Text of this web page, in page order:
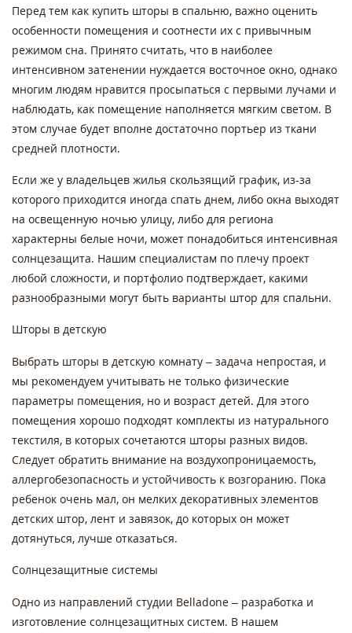
Перед тем как купить шторы в спальню, важно оценить
особенности помещения и соотнести их с привычным
режимом сна. Принято считать, что в наиболее
интенсивном затенении нуждается восточное окно, однако
многим людям нравится просыпаться с первыми лучами и
наблюдать, как помещение наполняется мягким светом. В
этом случае будет вполне достаточно портьер из ткани
средней плотности.
Если же у владельцев жилья скользящий график, из-за
которого приходится иногда спать днем, либо окна выходят
на освещенную ночью улицу, либо для региона
характерны белые ночи, может понадобиться интенсивная
солнцезащита. Нашим специалистам по плечу проект
любой сложности, и портфолио подтверждает, какими
разнообразными могут быть варианты штор для спальни.
Шторы в детскую
Выбрать шторы в детскую комнату – задача непростая, и
мы рекомендуем учитывать не только физические
параметры помещения, но и возраст детей. Для этого
помещения хорошо подходят комплекты из натурального
текстиля, в которых сочетаются шторы разных видов.
Следует обратить внимание на воздухопроницаемость,
аллергобезопасность и устойчивость к возгоранию. Пока
ребенок очень мал, он мелких декоративных элементов
детских штор, лент и завязок, до которых он может
дотянуться, лучше отказаться.
Солнцезащитные системы
Одно из направлений студии Belladone – разработка и
изготовление солнцезащитных систем. В нашем